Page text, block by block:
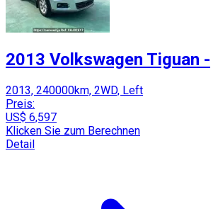
2013 Volkswagen Tiguan -
2013, 240000km, 2WD, Left
Preis:
US$ 6,597
Klicken Sie zum Berechnen
Detail